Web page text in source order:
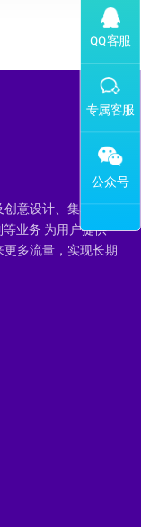
意设计、集群建
业务 为用户提供一
多流量，实现长期